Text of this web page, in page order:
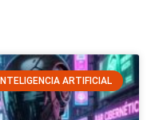
INTELIGENCIA ARTIFICIAL